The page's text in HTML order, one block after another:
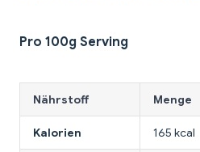
Pro 100g Serving
Nährstoff Menge
Kalorien 165 kcal